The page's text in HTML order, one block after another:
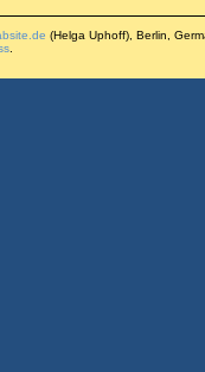
(Helga Uphoff), Berlin,
.